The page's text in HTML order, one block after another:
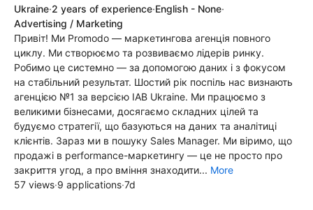
Ukraine·2 years of experience·English - None·
Advertising / Marketing
Привіт! Ми Promodo — маркетингова агенція повного
циклу. Ми створюємо та розвиваємо лідерів ринку.
Робимо це системно — за допомогою даних і з фокусом
на стабільний результат. Шостий рік поспіль нас визнають
агенцією №1 за версією IAB Ukraine. Ми працюємо з
великими бізнесами, досягаємо складних цілей та
будуємо стратегії, що базуються на даних та аналітиці
клієнтів. Зараз ми в пошуку Sales Manager. Ми віримо, що
продажі в performance-маркетингу — це не просто про
закриття угод, а про вміння знаходити... More
57 views·9 applications·7d